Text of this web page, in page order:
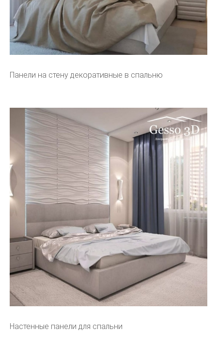
Панели на стену декоративные в спальню
Настенные панели для спальни